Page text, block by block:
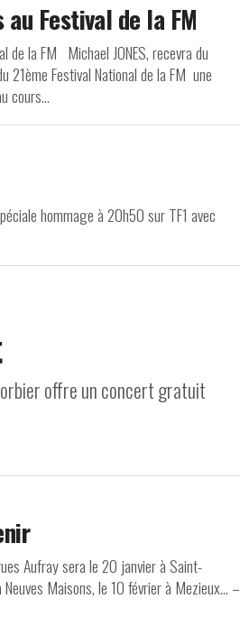
au Festival de la FM
de la FM Michael JONES, recevra du
21ème Festival National de la FM une
cours...
hommage à 20h50 sur TF1 avec
offre un concert gratuit
Aufray sera le 20 janvier à Saint-
Maisons, le 10 février à Mezieux… –